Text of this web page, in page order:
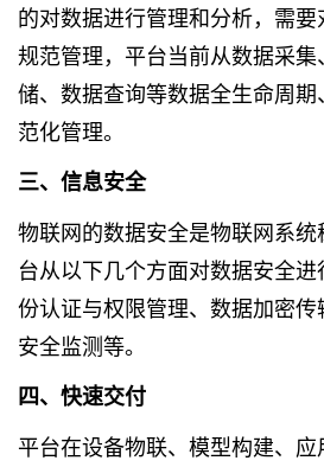
的对数据进行管理和分析，需
规范管理，平台当前从数据采
储、数据查询等数据全生命周
范化管理。
三、信息安全
物联网的数据安全是物联网系
台从以下几个方面对数据安全
份认证与权限管理、数据加密传
安全监测等。
四、快速交付
平台在设备物联、模型构建、